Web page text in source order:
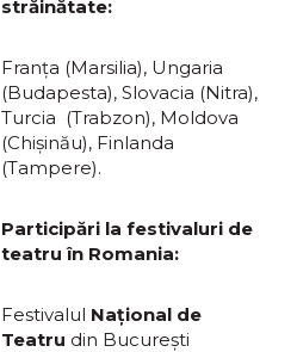
străinătate:
Franţa (Marsilia), Ungaria
(Budapesta), Slovacia (Nitra),
Turcia (Trabzon), Moldova
(Chişinău), Finlanda
(Tampere).
Participări la festivaluri de
teatru în Romania:
Festivalul Naţional de
Teatru din Bucureşti